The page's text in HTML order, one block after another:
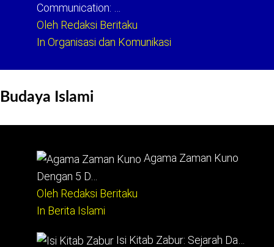
Communication: …
Oleh Redaksi Beritaku
In Organisasi dan Komunikasi
Budaya Islami
Agama Zaman Kuno
Dengan 5 D…
Oleh Redaksi Beritaku
In Berita Islami
Isi Kitab Zabur: Sejarah Da…